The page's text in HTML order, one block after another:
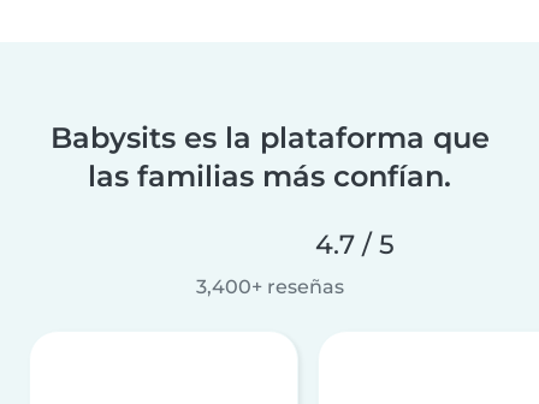
Babysits es la plataforma que
las familias más confían.
4.7 / 5
3,400+ reseñas